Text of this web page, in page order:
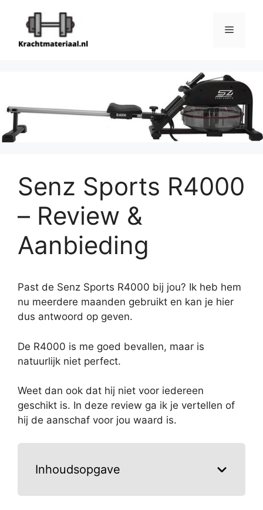
inhoud
Menu
Senz Sports R4000
– Review &
Aanbieding
Past de Senz Sports R4000 bij jou? Ik heb hem
nu meerdere maanden gebruikt en kan je hier
dus antwoord op geven.
De R4000 is me goed bevallen, maar is
natuurlijk niet perfect.
Weet dan ook dat hij niet voor iedereen
geschikt is. In deze review ga ik je vertellen of
hij de aanschaf voor jou waard is.
Inhoudsopgave